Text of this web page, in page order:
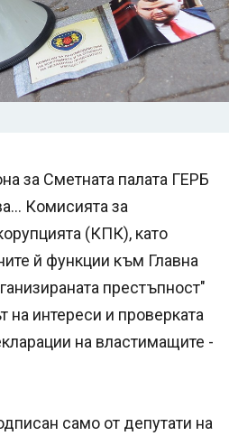
за Сметната палата ГЕРБ
Комисията за
(КПК), като
й функции към Главна
престъпност"
интереси и проверката
на властимащите -
само от депутати на